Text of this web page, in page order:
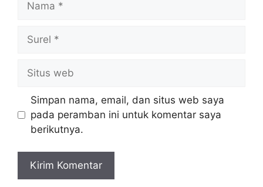
web
Simpan nama, email, dan situs web saya
pada peramban ini untuk komentar saya
berikutnya.